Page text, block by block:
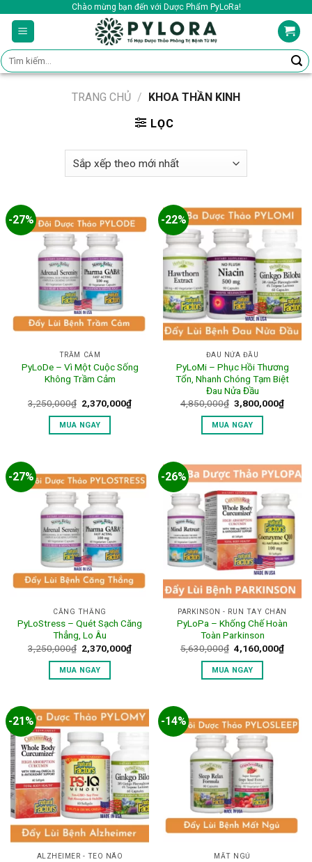
content
Chào mừng bạn đến với Dược Phẩm PyLoRa!
Tìm
kiếm:
TRANG CHỦ / KHOA THẦN KINH
LỌC
-27%
TRẦM CẢM
PyLoDe – Vì Một Cuộc Sống
Không Trầm Cảm
3,250,000₫ Giá
gốc
là:
3,250,000₫.
2,370,000₫Giá
MUA NGAY
-22%
ĐAU NỬA ĐẦU
PyLoMi – Phục Hồi Thương
Tổn, Nhanh Chóng Tạm Biệt
Đau Nửa Đầu
4,850,000₫ Giá
gốc
là:
4,850,000₫.
3,800,000₫Giá
MUA NGAY
-27%
CĂNG THẲNG
PyLoStress – Quét Sạch Căng
Thẳng, Lo Âu
3,250,000₫ Giá
gốc
là:
3,250,000₫.
2,370,000₫Giá
MUA NGAY
-26%
PARKINSON - RUN TAY CHÂN
PyLoPa – Khống Chế Hoàn
Toàn Parkinson
5,630,000₫ Giá
gốc
là:
5,630,000₫.
4,160,000₫Giá
MUA NGAY
-21%
ALZHEIMER - TEO NÃO
-14%
MẤT NGỦ